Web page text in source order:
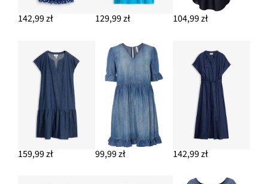
54,99 zł
DODAJ DO KOSZYKA
142,99 zł 129,99 zł 104,99 zł
159,99 zł 99,99 zł 142,99 zł